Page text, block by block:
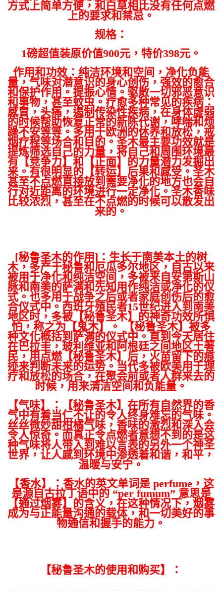
方式上简单方便，和白草相比没有任何点燃
上的要求和禁忌。
规格：
1磅超值装原价值900元，特价398元。
作用和功效：纯洁环境和空间，净化负能
量，气味对潜意识的身心创伤，强效的愈合
和保护作用。提振心情。驱散一切邪恶意识
和事物，甚至蚊虫。疗愈多种常见的疾病：
感冒，头痛，遏制传染性疾病，在身体虚弱
的时候帮助恢复正常的新陈代谢，哮喘和烦
躁不安等等。多用于欧洲的休养和放松，戒
烟疗程等场合和目的。圣木最主要功效就是
提炼筛选自己的力量，将自己和周围环境最
有【竞争力】和【正面】的力量潜力发掘出
来。有很明显的【转运】后果和感受。圣木
甚至不点燃直接放到需要净化的地方也会自
行对近距离的环境进行一定净化。圣木香味
比较浓烈，甚至在不点燃的时候可以散发出
来的。
[秘鲁圣木的作用]：生长于南美本土的树
木，多产于秘鲁和厄瓜多尔地区，自古以来
被用于净化和纯洁空间，多被来自安第斯山
脉和南美的萨满和先知用作纯洁或净化的仪
式。也多用于战争之后或者家庭创伤后的愈
合仪式中。西班牙殖民者15世纪进入到南美
地区时，多被【秘鲁圣木】的神奇功效所惧
怕，称之为【鬼木】。 【秘鲁圣木】被多
种文化概括到萨满的仪式中。直到今天居住
在巴拉圭，玻利维亚和阿根廷之间地区土著
民，用点燃【秘鲁圣木】后，火苗留下的痕
迹来判断未来的运势。当代多被欧美用于理
疗和放松的场合，在聚会前或者人群来去的
时候，用来清洁空间和负能量。
【气味】：【秘鲁圣木】在所有自然界的香
气中有着当仁不让的令人终身难忘的气味。
丝丝微妙甜柑橘气味，香味的激烈和深入会
令人惊奇。而真正令点燃者意想不到的是这
种气味将人带入到难以言表的另外一个神圣
世界，让人感到环境中渗透着和谐，和平，
温暖与安宁。
【香水】：香水的英文单词是 perfume，这
是源自古拉丁语中的 “per fumum” 意思是
【通过烟雾】的含义，在这种情况下，烟雾
成为与正能量沟通的载体，和一切美好的事
物通信和握手的能力。
【秘鲁圣木的使用和购买】：